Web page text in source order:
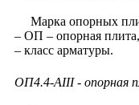
Марка опорных
– ОП – опорная
– класс арматуры.
ОП4.4-AIII - опорная